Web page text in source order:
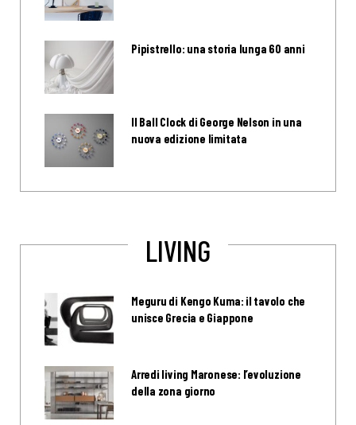
Pipistrello: una storia lunga 60 anni
Il Ball Clock di George Nelson in una
nuova edizione limitata
LIVING
Meguru di Kengo Kuma: il tavolo che
unisce Grecia e Giappone
Arredi living Maronese: l’evoluzione
della zona giorno